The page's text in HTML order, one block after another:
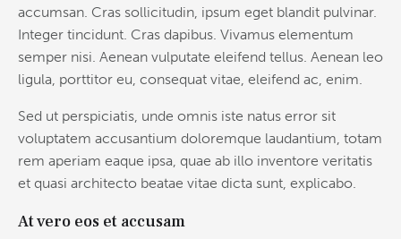
accumsan. Cras sollicitudin, ipsum eget blandit pulvinar.
Integer tincidunt. Cras dapibus. Vivamus elementum
semper nisi. Aenean vulputate eleifend tellus. Aenean leo
ligula, porttitor eu, consequat vitae, eleifend ac, enim.
Sed ut perspiciatis, unde omnis iste natus error sit
voluptatem accusantium doloremque laudantium, totam
rem aperiam eaque ipsa, quae ab illo inventore veritatis
et quasi architecto beatae vitae dicta sunt, explicabo.
At vero eos et accusam